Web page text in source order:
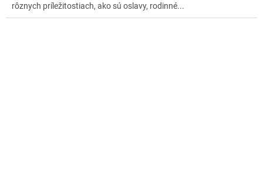
rôznych príležitostiach, ako sú oslavy, rodinné...